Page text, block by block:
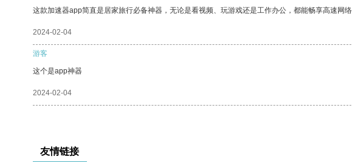
这款加速器app简直是居家旅行必备神器，无论是看视频、玩游戏还是工作办公，都能畅享高速网
2024-02-04
游客
这个是app神器
2024-02-04
友情链接